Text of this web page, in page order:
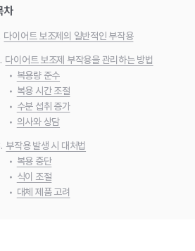
차
다이어트 보조제의 일반적인 부작용
다이어트 보조제 부작용을 관리하는 방법
• 복용량 준수
• 복용 시간 조절
• 수분 섭취 증가
• 의사와 상담
부작용 발생 시 대처법
• 복용 중단
• 식이 조절
• 대체 제품 고려